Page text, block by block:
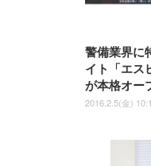
警備業界に
イト「エス
が本格オー
2016.2.5(金)